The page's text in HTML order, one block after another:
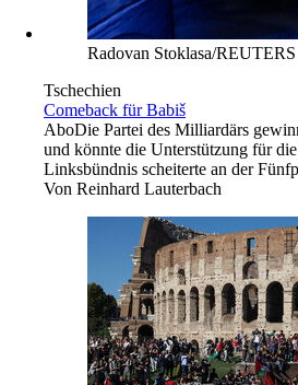
Radovan Stoklasa/REUTERS
Tschechien
Comeback für Babiš
AboDie Partei des Milliardärs
und könnte die Unterstützung für
Linksbündnis scheiterte an der
Von Reinhard Lauterbach